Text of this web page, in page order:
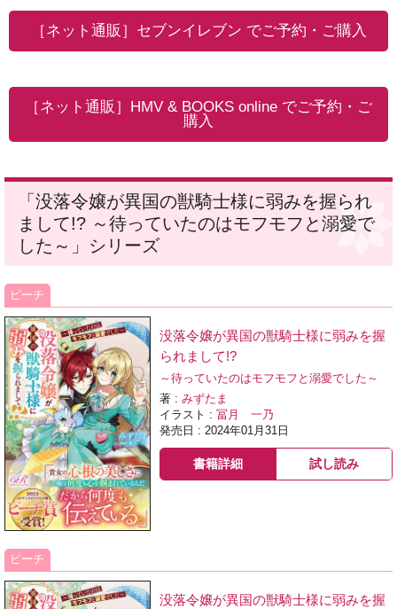
［ネット通販］セブンイレブン でご予約・ご購入
［ネット通販］HMV & BOOKS online でご予約・ご
購入
「没落令嬢が異国の獣騎士様に弱みを握られ
まして!? ～待っていたのはモフモフと溺愛で
した～」シリーズ
ピーチ
没落令嬢が異国の獣騎士様に弱みを握
られまして!?
～待っていたのはモフモフと溺愛でした～
著 :みずたま
イラスト :冨月 一乃
発売日 : 2024年01月31日
書籍詳細 試し読み
ピーチ
没落令嬢が異国の獣騎士様に弱みを握